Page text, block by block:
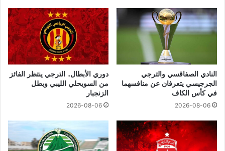
النادي الصفاقسي والترجي
الجرجيسي يتعرفان عن منافسهما
في كأس الكاف
2026-08-06
دوري الأبطال.. الترجي ينتظر الفائز
من السويحلي الليبي وبطل
الزنجبار
2026-08-06